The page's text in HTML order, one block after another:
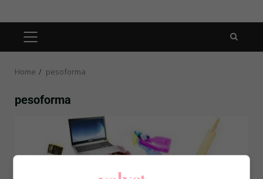
PRIMARY
MENU
Home pesoforma
pesoforma